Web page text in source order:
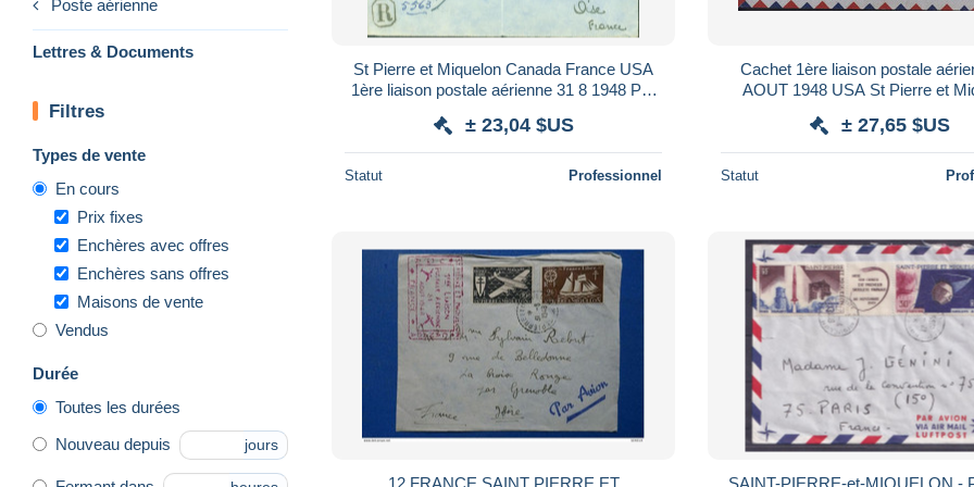
Poste aérienne
Lettres & Documents
Filtres
Types de vente
En cours
Prix fixes
Enchères avec offres
Enchères sans offres
Maisons de vente
Vendus
Durée
Toutes les durées
Nouveau depuis jours
St Pierre et Miquelon Canada France USA
1ère liaison postale aérienne 31 8 1948 Par
± 23,04 $US
Statut Professionnel
Cachet 1ère liaison postale
AOUT 1948 USA St Pierre et
Recommandé
± 27,65 $US
Statut
12 FRANCE SAINT PIERRE ET SAINT-PIERRE-et-MIQUELON -